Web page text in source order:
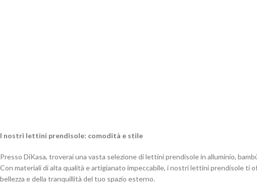
I nostri lettini prendisole: comodità e stile
Presso DiKasa, troverai una vasta selezione di lettini prendisole in alluminio,
Con materiali di alta qualità e artigianato impeccabile, i nostri lettini prendisole ti
bellezza e della tranquillità del tuo spazio esterno.